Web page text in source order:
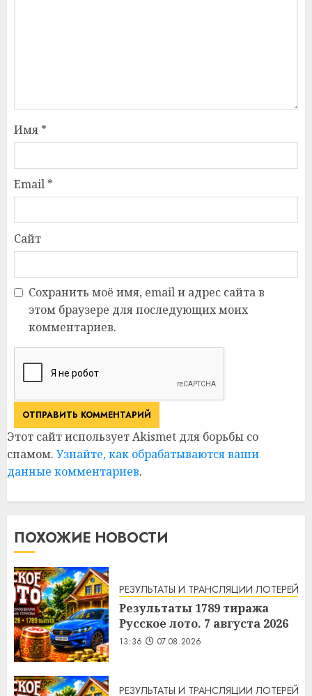
Имя *
Email *
Сайт
Сохранить моё имя, email и адрес сайта в
этом браузере для последующих моих
комментариев.
Этот сайт использует Akismet для борьбы со
спамом. Узнайте, как обрабатываются ваши
данные комментариев.
ПОХОЖИЕ НОВОСТИ
РЕЗУЛЬТАТЫ И ТРАНСЛЯЦИИ ЛОТЕРЕЙ
Результаты 1789 тиража
Русское лото. 7 августа 2026
13:36 07.08.2026
РЕЗУЛЬТАТЫ И ТРАНСЛЯЦИИ ЛОТЕРЕЙ